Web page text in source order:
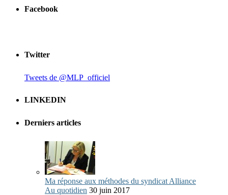
Facebook
Twitter
Tweets de @MLP_officiel
LINKEDIN
Derniers articles
Ma réponse aux méthodes du syndicat Alliance
Au quotidien 30 juin 2017